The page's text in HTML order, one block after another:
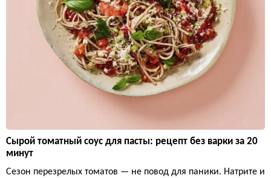
Сырой томатный соус для пасты: рецепт без варки за 20
минут
Сезон перезрелых томатов — не повод для паники. Натрите и